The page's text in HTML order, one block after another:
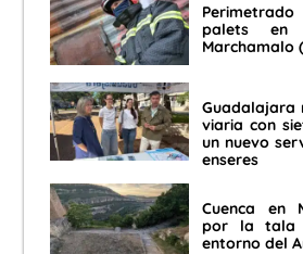
palets en
Marchamalo
Guadalajara
viaria con
un nuevo
enseres
Cuenca en
por la tala
entorno del